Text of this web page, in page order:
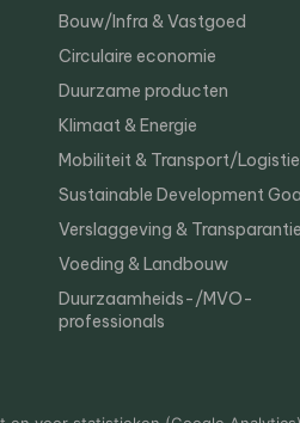
Bouw/Infra & Vastgoed
Circulaire economie
Duurzame producten
Klimaat & Energie
Mobiliteit & Transport/
Sustainable Development
Verslaggeving & Transparantie
Voeding & Landbouw
Duurzaamheids-/MVO-
professionals